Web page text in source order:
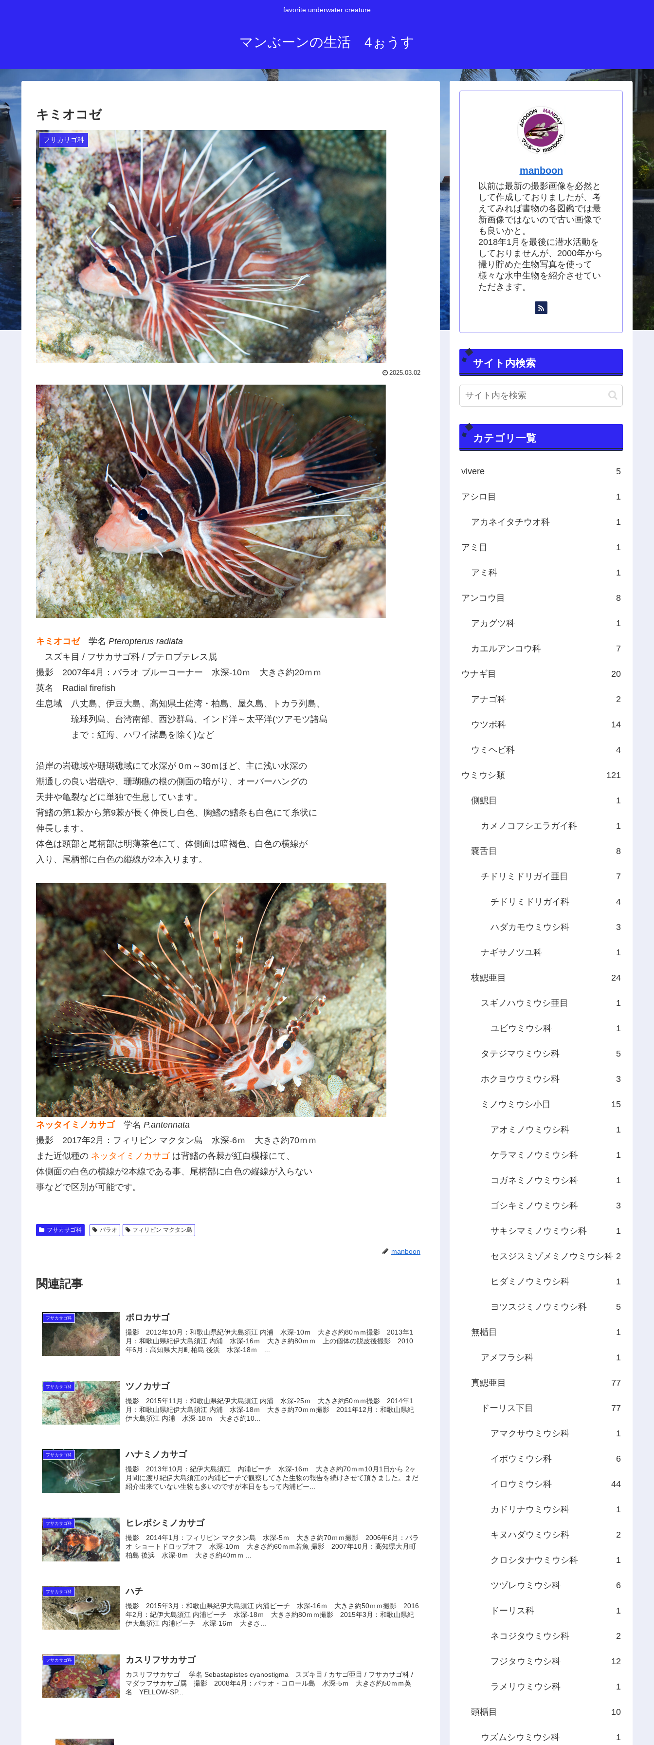
favorite underwater creature
マンぶーンの生活 4ぉうす
キミオコゼ
フサカサゴ科
2025.03.02
キミオコゼ学名 Pteropterus radiata
スズキ目 / フサカサゴ科 / プテロプテレス属
撮影 2007年4月：パラオ ブルーコーナー 水深-10ｍ 大きさ約20ｍｍ
英名 Radial firefish
生息域 八丈島、伊豆大島、高知県土佐湾・柏島、屋久島、トカラ列島、
琉球列島、台湾南部、西沙群島、インド洋～太平洋(ツアモツ諸島
まで：紅海、ハワイ諸島を除く)など
沿岸の岩礁域や珊瑚礁域にて水深が 0ｍ～30ｍほど、主に浅い水深の
潮通しの良い岩礁や、珊瑚礁の根の側面の暗がり、オーバーハングの
天井や亀裂などに単独で生息しています。
背鰭の第1棘から第9棘が長く伸長し白色、胸鰭の鰭条も白色にて糸状に
伸長します。
体色は頭部と尾柄部は明薄茶色にて、体側面は暗褐色、白色の横線が
入り、尾柄部に白色の縦線が2本入ります。
ネッタイミノカサゴ学名 P.antennata
撮影 2017年2月：フィリピン マクタン島 水深-6ｍ 大きさ約70ｍｍ
また近似種の ネッタイミノカサゴ は背鰭の各棘が紅白模様にて、
体側面の白色の横線が2本線である事、尾柄部に白色の縦線が入らない
事などで区別が可能です。
フサカサゴ科 パラオ フィリピン マクタン島
manboon
関連記事
フサカサゴ科 ボロカサゴ
撮影 2012年10月：和歌山県紀伊大島須江 内浦 水深-10ｍ 大きさ約80ｍｍ撮影 2013年1
月：和歌山県紀伊大島須江 内浦 水深-16ｍ 大きさ約80ｍｍ 上の個体の脱皮後撮影 2010
年6月：高知県大月町柏島 後浜 水深-18ｍ ...
フサカサゴ科 ツノカサゴ
撮影 2015年11月：和歌山県紀伊大島須江 内浦 水深-25ｍ 大きさ約50ｍｍ撮影 2014年1
月：和歌山県紀伊大島須江 内浦 水深-18ｍ 大きさ約70ｍｍ撮影 2011年12月：和歌山県紀
伊大島須江 内浦 水深-18ｍ 大きさ約10...
フサカサゴ科 ハナミノカサゴ
撮影 2013年10月：紀伊大島須江 内浦ビーチ 水深-16ｍ 大きさ約70ｍｍ10月1日から 2ヶ
月間に渡り紀伊大島須江の内浦ビーチで観察してきた生物の報告を続けさせて頂きました。まだ
紹介出来ていない生物も多いのですが本日をもって内浦ビー...
フサカサゴ科 ヒレボシミノカサゴ
撮影 2014年1月：フィリピン マクタン島 水深-5ｍ 大きさ約70ｍｍ撮影 2006年6月：パラ
オ ショートドロップオフ 水深-10ｍ 大きさ約60ｍｍ若魚 撮影 2007年10月：高知県大月町
柏島 後浜 水深-8ｍ 大きさ約40ｍｍ ...
フサカサゴ科 ハチ
撮影 2015年3月：和歌山県紀伊大島須江 内浦ビーチ 水深-16ｍ 大きさ約50ｍｍ撮影 2016
年2月：紀伊大島須江 内浦ビーチ 水深-18ｍ 大きさ約80ｍｍ撮影 2015年3月：和歌山県紀
伊大島須江 内浦ビーチ 水深-16ｍ 大きさ...
フサカサゴ科 カスリフサカサゴ
カスリフサカサゴ 学名 Sebastapistes cyanostigma スズキ目 / カサゴ亜目 / フサカサゴ科 /
マダラフサカサゴ属 撮影 2008年4月：パラオ・コロール島 水深-5ｍ 大きさ約50ｍｍ英
名 YELLOW-SP...
manboon
以前は最新の撮影画像を必然と
して作成しておりましたが、考
えてみれば書物の各図鑑では最
新画像ではないので古い画像で
も良いかと。
2018年1月を最後に潜水活動を
しておりませんが、2000年から
撮り貯めた生物写真を使って
様々な水中生物を紹介させてい
ただきます。
サイト内検索
カテゴリ一覧
vivere 5
アシロ目 1
アカネイタチウオ科 1
アミ目 1
アミ科 1
アンコウ目 8
アカグツ科 1
カエルアンコウ科 7
ウナギ目 20
アナゴ科 2
ウツボ科 14
ウミヘビ科 4
ウミウシ類 121
側鰓目 1
カメノコフシエラガイ科 1
嚢舌目 8
チドリミドリガイ亜目 7
チドリミドリガイ科 4
ハダカモウミウシ科 3
ナギサノツユ科 1
枝鰓亜目 24
スギノハウミウシ亜目 1
ユビウミウシ科 1
タテジマウミウシ科 5
ホクヨウウミウシ科 3
ミノウミウシ小目 15
アオミノウミウシ科 1
ケラマミノウミウシ科 1
コガネミノウミウシ科 1
ゴシキミノウミウシ科 3
サキシマミノウミウシ科 1
セスジスミゾメミノウミウシ科 2
ヒダミノウミウシ科 1
ヨツスジミノウミウシ科 5
無楯目 1
アメフラシ科 1
真鰓亜目 77
ドーリス下目 77
アマクサウミウシ科 1
イボウミウシ科 6
イロウミウシ科 44
カドリナウミウシ科 1
キヌハダウミウシ科 2
クロシタナウミウシ科 1
ツヅレウミウシ科 6
ドーリス科 1
ネコジタウミウシ科 2
フジタウミウシ科 12
ラメリウミウシ科 1
頭楯目 10
ウズムシウミウシ科 1